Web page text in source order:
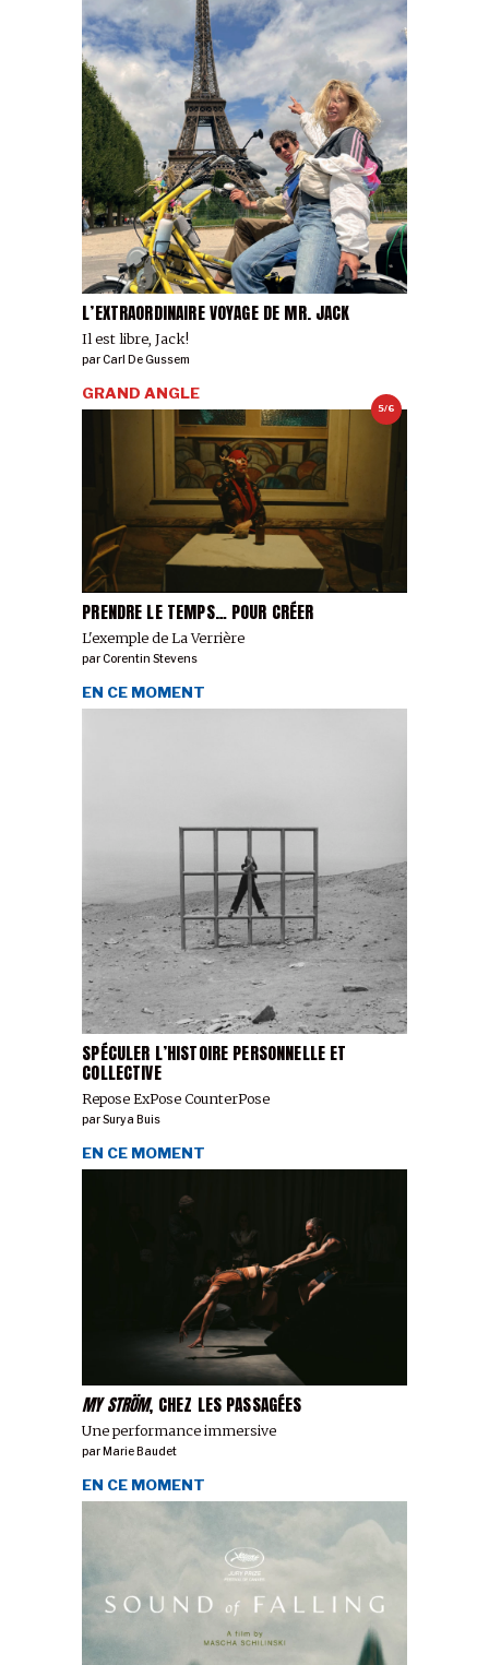
L’EXTRAORDINAIRE VOYAGE DE MR. JACK
Il est libre, Jack!
parCarl De Gussem
5/6
PRENDRE LE TEMPS… POUR CRÉER
L'exemple de La Verrière
GRAND ANGLE
parCorentin Stevens
SPÉCULER L’HISTOIRE PERSONNELLE ET
COLLECTIVE
Repose ExPose CounterPose
EN CE MOMENT
parSurya Buis
MY STRÖM, CHEZ LES PASSAGÉES
Une performance immersive
EN CE MOMENT
parMarie Baudet
EN CE MOMENT